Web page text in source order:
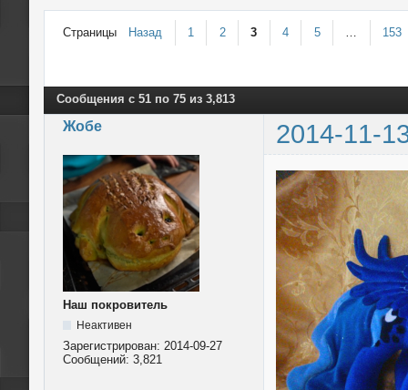
Страницы Назад 1 2 3 4 5 153
Сообщения с 51 по 75 из 3,813
Жобе 2014-11-
Наш покровитель
Неактивен
Зарегистрирован: 2014-09-27
Сообщений: 3,821